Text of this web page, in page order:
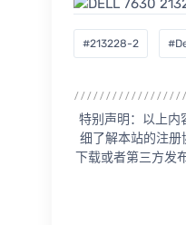
#213228-2
特别声明：以上内
细了解本站的注册
下载或者第三方